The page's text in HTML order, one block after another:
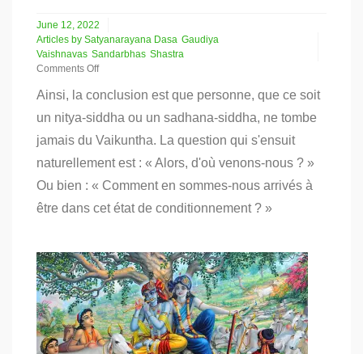
June 12, 2022
Articles by Satyanarayana Dasa Gaudiya
Vaishnavas Sandarbhas Shastra
Comments Off
Personne
du
Vaikuntha
(Bhagavat
Sandarbha,
–
Ainsi, la conclusion est que personne, que ce soit
un nitya-siddha ou un sadhana-siddha, ne tombe
jamais du Vaikuntha. La question qui s'ensuit
naturellement est : « Alors, d'où venons-nous ? »
Ou bien : « Comment en sommes-nous arrivés à
être dans cet état de conditionnement ? »